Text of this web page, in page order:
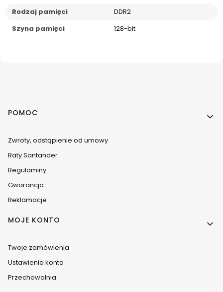
Rodzaj pamięci
DDR2
Szyna pamięci
128-bit
Linki w stopce
POMOC
Zwroty, odstąpienie od umowy
Raty Santander
Regulaminy
Gwarancja
Reklamacje
MOJE KONTO
Twoje zamówienia
Ustawienia konta
Przechowalnia